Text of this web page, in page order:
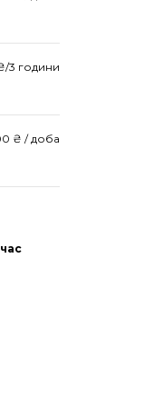
3 години
₴ / доба